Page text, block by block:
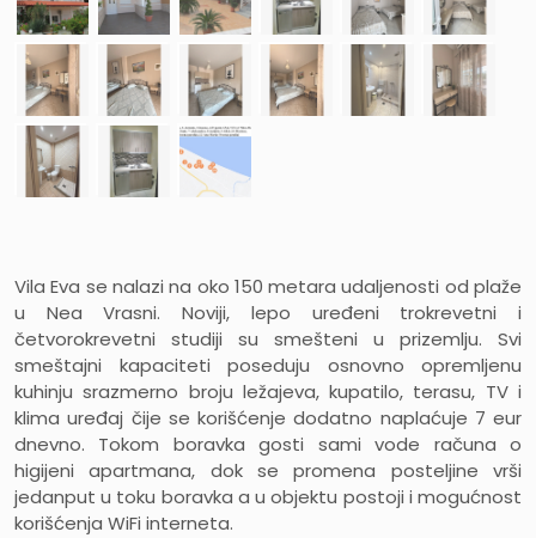
Vila Eva se nalazi na oko 150 metara udaljenosti od plaže
u Nea Vrasni. Noviji, lepo uređeni trokrevetni i
četvorokrevetni studiji su smešteni u prizemlju. Svi
smeštajni kapaciteti poseduju osnovno opremljenu
kuhinju srazmerno broju ležajeva, kupatilo, terasu, TV i
klima uređaj čije se korišćenje dodatno naplaćuje 7 eur
dnevno. Tokom boravka gosti sami vode računa o
higijeni apartmana, dok se promena posteljine vrši
jedanput u toku boravka a u objektu postoji i mogućnost
korišćenja WiFi interneta.